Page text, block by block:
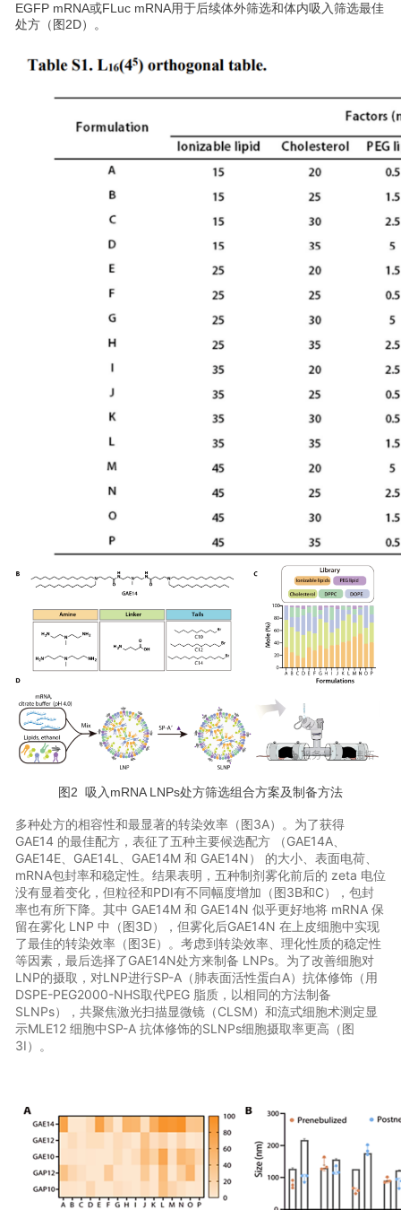
EGFP mRNA或FLuc mRNA用于后续体外筛选和体内吸入筛选最佳
处方（图2D）。
图2 吸入mRNA LNPs处方筛选组合方案及制备方法
多种处方的相容性和最显著的转染效率（图3A）。为了获得
GAE14 的最佳配方，表征了五种主要候选配方 （GAE14A、
GAE14E、GAE14L、GAE14M 和 GAE14N） 的大小、表面电荷、
mRNA包封率和稳定性。结果表明，五种制剂雾化前后的 zeta 电位
没有显着变化，但粒径和PDI有不同幅度增加（图3B和C），包封
率也有所下降。其中 GAE14M 和 GAE14N 似乎更好地将 mRNA 保
留在雾化 LNP 中（图3D），但雾化后GAE14N 在上皮细胞中实现
了最佳的转染效率（图3E）。考虑到转染效率、理化性质的稳定性
等因素，最后选择了GAE14N处方来制备 LNPs。为了改善细胞对
LNP的摄取，对LNP进行SP-A（肺表面活性蛋白A）抗体修饰（用
DSPE-PEG2000-NHS取代PEG 脂质，以相同的方法制备
SLNPs），共聚焦激光扫描显微镜（CLSM）和流式细胞术测定显
示MLE12 细胞中SP-A 抗体修饰的SLNPs细胞摄取率更高（图
3I）。